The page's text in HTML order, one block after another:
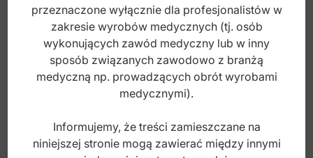
Podważka nosowa Cottle tępa 8mm/180mm
Index: 39-409-18
przeznaczone wyłącznie dla profesjonalistów w
zakresie wyrobów medycznych (tj. osób
wykonujących zawód medyczny lub w inny
sposób związanych zawodowo z branżą
medyczną np. prowadzących obrót wyrobami
medycznymi).
Informujemy, że treści zamieszczane na
niniejszej stronie mogą zawierać między innymi